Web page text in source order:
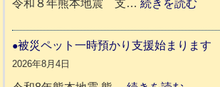
ト
令和８年熊本地震 支…続きを読む
和
被災ペット一時預かり支援始まります
2026年8月4日